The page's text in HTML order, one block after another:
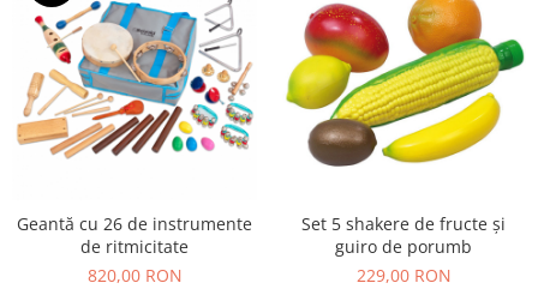
Geantă cu 26 de instrumente
de ritmicitate
820,00 RON
Set 5 shakere de fructe și
guiro de porumb
229,00 RON